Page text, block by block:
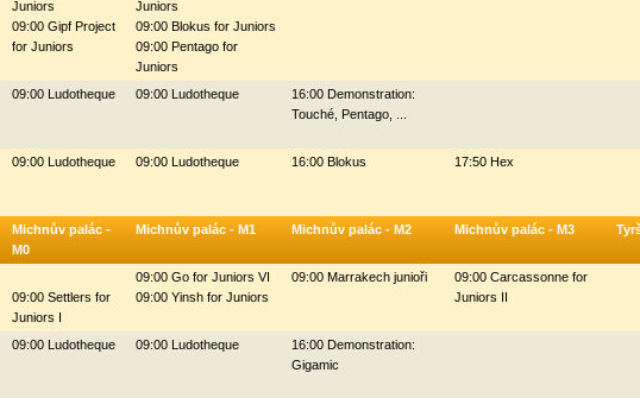
Juniors
09:00 Gipf Project
for Juniors
Juniors
09:00 Blokus for Juniors
09:00 Pentago for
Juniors
09:00 Ludotheque 09:00 Ludotheque
16:00 Demonstration:
Touché, Pentago, ...
09:00 Ludotheque 09:00 Ludotheque 16:00 Blokus 17:50 Hex
Michnův palác -
M0
Michnův palác - M1 Michnův palác - M2 Michnův palác - M3
09:00 Settlers for
Juniors I
09:00 Go for Juniors VI
09:00 Yinsh for Juniors
09:00 Marrakech junioři
09:00 Carcassonne for
Juniors II
09:00 Ludotheque 09:00 Ludotheque
16:00 Demonstration:
Gigamic